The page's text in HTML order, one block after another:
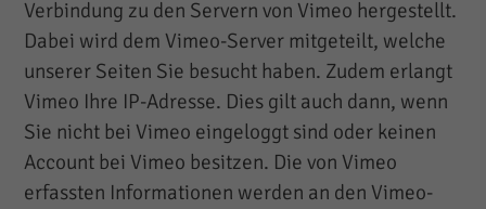
Verbindung zu den Servern von Vimeo hergestellt.
Dabei wird dem Vimeo-Server mitgeteilt, welche
unserer Seiten Sie besucht haben. Zudem erlangt
Vimeo Ihre IP-Adresse. Dies gilt auch dann, wenn
Sie nicht bei Vimeo eingeloggt sind oder keinen
Account bei Vimeo besitzen. Die von Vimeo
erfassten Informationen werden an den Vimeo-